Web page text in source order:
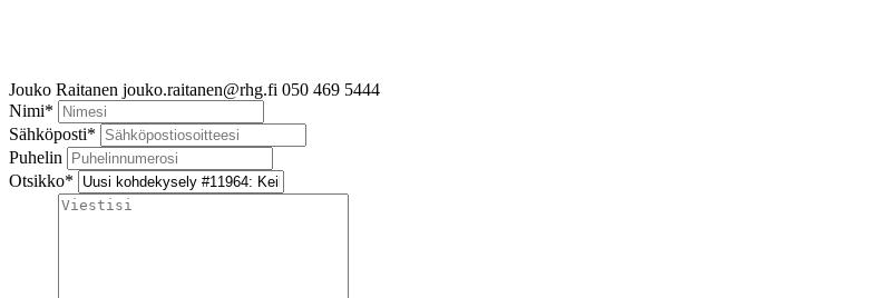
Jouko Raitanen jouko.raitanen@rhg.fi 050 469 5444
Nimi*
Sähköposti*
Puhelin
Otsikko*